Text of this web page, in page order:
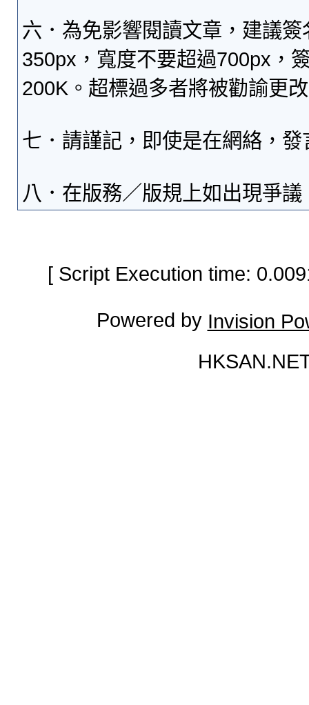
六．為免影響閱讀文章，建議
350px，寬度不要超過700px，
200K。超標過多者將被勸諭更
七．請謹記，即使是在網絡，
八．在版務／版規上如出現爭
[ Script Execution time:
Powered by Invision